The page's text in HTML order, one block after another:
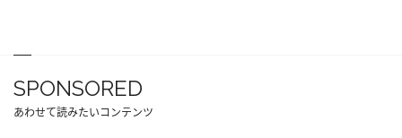
SPONSORED
あわせて読みたいコンテンツ